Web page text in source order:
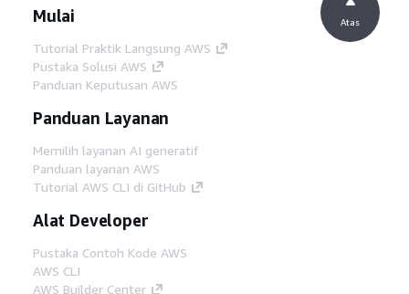
Mulai
Tutorial Praktik Langsung AWS
Pustaka Solusi AWS
Panduan Keputusan AWS
Panduan Layanan
Memilih layanan AI generatif
Panduan layanan AWS
Tutorial AWS CLI di GitHub
Alat Developer
Pustaka Contoh Kode AWS
AWS CLI
AWS Builder Center
Atas